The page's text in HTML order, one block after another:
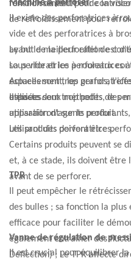
fonction du débit et de la
refroidissement pour
de refroidissement pour
Machine à perforer
Il existe des perforatrices à
vide et des perforatrices à
ayant le meilleur effet de
sous vide et les perforatrices
Actuellement, les
utilisées.
Le but de la perforation est
La perforatrice à rouleaux
espaces sont trop grands,
espaces sont trop petits, des
apparaîtront sur le produit.
Il existe deux méthodes de
utilisation d'agents
utilisant des perforatrices.
Les produits doivent être
Certains produits peuvent se
et, à ce stade, ils doivent être
avant de se perforer.
TPR
Il peut empêcher le
des bulles ; sa fonction la
efficace pour faciliter le
également entraîner des
Deflection) ; Le TPR affecte
Vanne de régulation de
Il est crucial pour équilibrer la